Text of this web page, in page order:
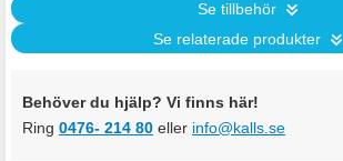
Se tillbehör
Se relaterade produkter
Behöver du hjälp? Vi finns här!
Ring 0476- 214 80 eller info@kalls.se